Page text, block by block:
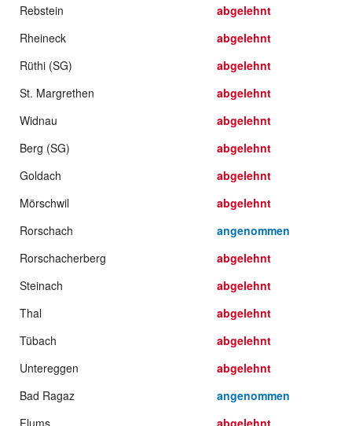
Rebstein
abgelehnt
Rheineck
abgelehnt
Rüthi (SG)
abgelehnt
St. Margrethen
abgelehnt
Widnau
abgelehnt
Berg (SG)
abgelehnt
Goldach
abgelehnt
Mörschwil
abgelehnt
Rorschach
angenommen
Rorschacherberg
abgelehnt
Steinach
abgelehnt
Thal
abgelehnt
Tübach
abgelehnt
Untereggen
abgelehnt
Bad Ragaz
angenommen
Flums
abgelehnt